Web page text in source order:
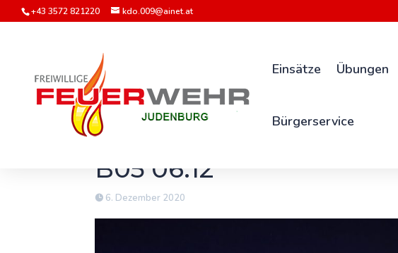
+43 3572 821220 kdo.009@ainet.at
Einsätze Übungen
Bürgerservice
B05 06.12
6. Dezember 2020